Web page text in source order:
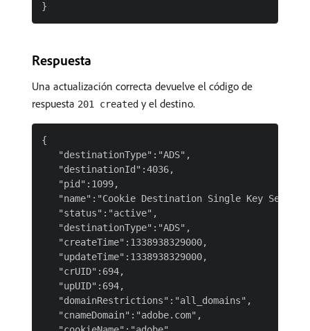
Respuesta
Una actualización correcta devuelve el código de
respuesta 201 created y el destino.
{
   "destinationType":"ADS",
   "destinationId":4036,
   "pid":1099,
"name":"Cookie Destination Single Key
   "status":"active",
   "destinationType":"ADS",
   "createTime":1338938329000,
   "updateTime":1338938329000,
   "crUID":694,
   "upUID":694,
   "domainRestrictions":"all_domains",
   "cnameDomain":"adobe.com",